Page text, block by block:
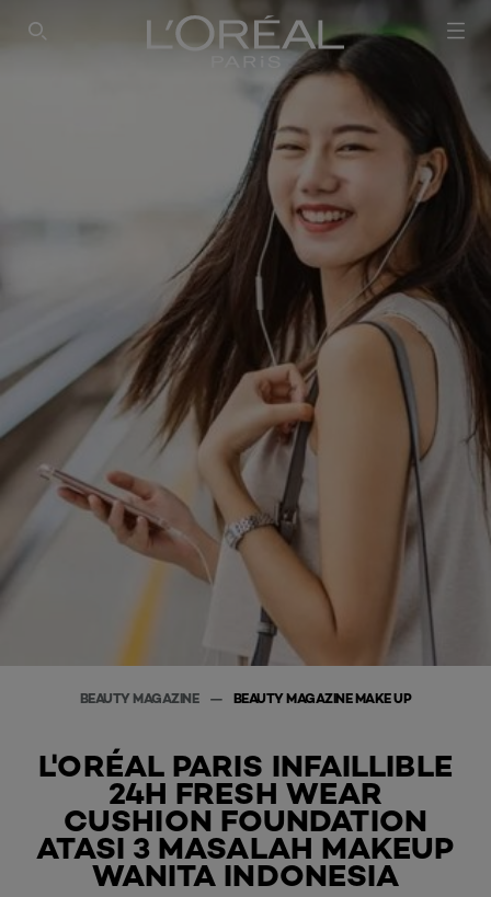
SEARCH THIS SITE
BEAUTY MAGAZINE BEAUTY MAGAZINE MAKE UP
L'ORÉAL PARIS INFAILLIBLE
24H FRESH WEAR
CUSHION FOUNDATION
ATASI 3 MASALAH MAKEUP
WANITA INDONESIA